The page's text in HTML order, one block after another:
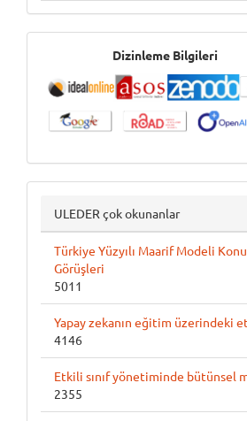
İndeksler
Dizinleme Bilgileri
ULEDER çok okunanlar
Türkiye Yüzyılı Maarif Modeli
Görüşleri
5011
Yapay zekanın eğitim üzerindeki
4146
Etkili sınıf yönetiminde bütünsel
2355